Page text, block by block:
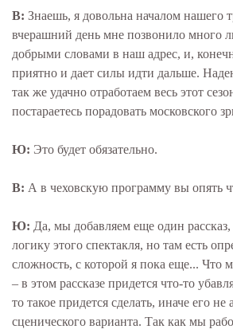
В: Знаешь, я довольна началом нашего
вчерашний день мне позвонило много
добрыми словами в наш адрес, и,
приятно и дает силы идти дальше.
так же удачно отработаем весь этот
постараетесь порадовать московского
Ю: Это будет обязательно.
В: А в чеховскую программу вы опять
Ю: Да, мы добавляем еще один
логику этого спектакля, но там есть
сложность, с которой я пока еще... Что
– в этом рассказе придется что-то
то такое придется сделать, иначе его не
сценического варианта. Так как мы